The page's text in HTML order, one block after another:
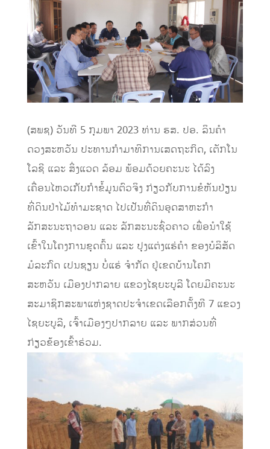
(ສພຊ) ວັນທີ 5 ກຸມພາ 2023 ທ່ານ ຮສ. ປອ. ລິນຄຳ
ດວງສະຫວັນ ປະທານກຳມາທິການເສດຖະກິດ, ເຕັກໂນ
ໂລຊີ ແລະ ສິ່ງແວດ ລ້ອມ ພ້ອມດ້ວຍຄະນະ ໄດ້ລົງ
ເຄື່ອນໄຫວເກັບກຳຂໍ້ມູນຕົວຈິງ ກ່ຽວກັບການຂໍຫັນປ່ຽນ
ທີ່ດິນປ່າໄມ້ທຳມະຊາດ ໄປເປັນທີ່ດິນອຸດສາຫະກຳ
ລັກສະນະຖາວອນ ແລະ ລັກສະນະຊົ່ວຄາວ ເພື່ອນໍາໃຊ້
ເຂົ້າໃນໂຄງການຂຸດຄົ້ນ ແລະ ປຸງແຕ່ງແຮ່ຄຳ ຂອງບໍລິສັດ
ມໍລະກົດ ເປນຊຽນ ບໍ່ແຮ່ ຈຳກັດ ຢູ່ເຂດບ້ານໂຄກ
ສະຫວັນ ເມືອງປາກລາຍ ແຂວງໄຊຍະບູລີ ໂດຍມີຄະນະ
ສະມາຊິກສະພາແຫ່ງຊາດປະຈຳເຂດເລືອກຕັ້ງທີ 7 ແຂວງ
ໄຊຍະບູລີ, ເຈົ້າເມືອງໆປາກລາຍ ແລະ ພາກສ່ວນທີ່
ກ່ຽວຂ້ອງເຂົ້າຮ່ວມ.